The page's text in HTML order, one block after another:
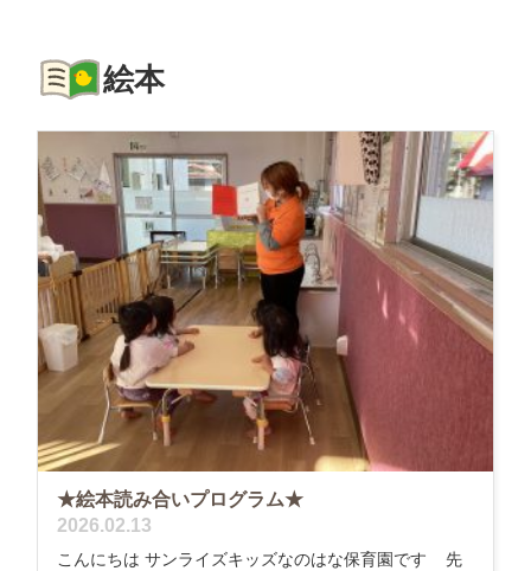
絵本
★絵本読み合いプログラム★
2026.02.13
こんにちは サンライズキッズなのはな保育園です 先